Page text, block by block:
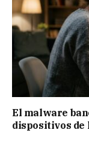
El malware
dispositivos de